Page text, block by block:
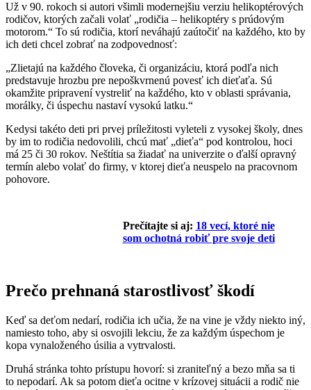
Už v 90. rokoch si autori všimli modernejšiu verziu helikoptérových
rodičov, ktorých začali volať „rodičia – helikoptéry s prúdovým
motorom.“ To sú rodičia, ktorí neváhajú zaútočiť na každého, kto by
ich deti chcel zobrať na zodpovednosť:
„Zlietajú na každého človeka, či organizáciu, ktorá podľa nich
predstavuje hrozbu pre nepoškvrnenú povesť ich dieťaťa. Sú
okamžite pripravení vystreliť na každého, kto v oblasti správania,
morálky, či úspechu nastaví vysokú latku.“
Kedysi takéto deti pri prvej príležitosti vyleteli z vysokej školy, dnes
by im to rodičia nedovolili, chcú mať „dieťa“ pod kontrolou, hoci
má 25 či 30 rokov. Neštítia sa žiadať na univerzite o ďalší opravný
termín alebo volať do firmy, v ktorej dieťa neuspelo na pracovnom
pohovore.
Prečítajte si aj: 18 vecí, ktoré nie
som ochotná robiť pre svoje deti
Prečo prehnaná starostlivosť škodí
Keď sa deťom nedarí, rodičia ich učia, že na vine je vždy niekto iný,
namiesto toho, aby si osvojili lekciu, že za každým úspechom je
kopa vynaloženého úsilia a vytrvalosti.
Druhá stránka tohto prístupu hovorí: si zraniteľný a bezo mňa sa ti
to nepodarí. Ak sa potom dieťa ocitne v krízovej situácii a rodič nie